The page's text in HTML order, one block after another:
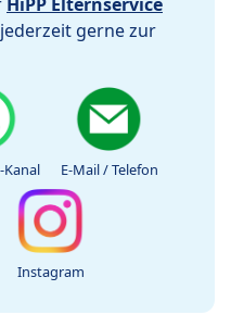
gerne zur
E-Mail / Telefon
Instagram